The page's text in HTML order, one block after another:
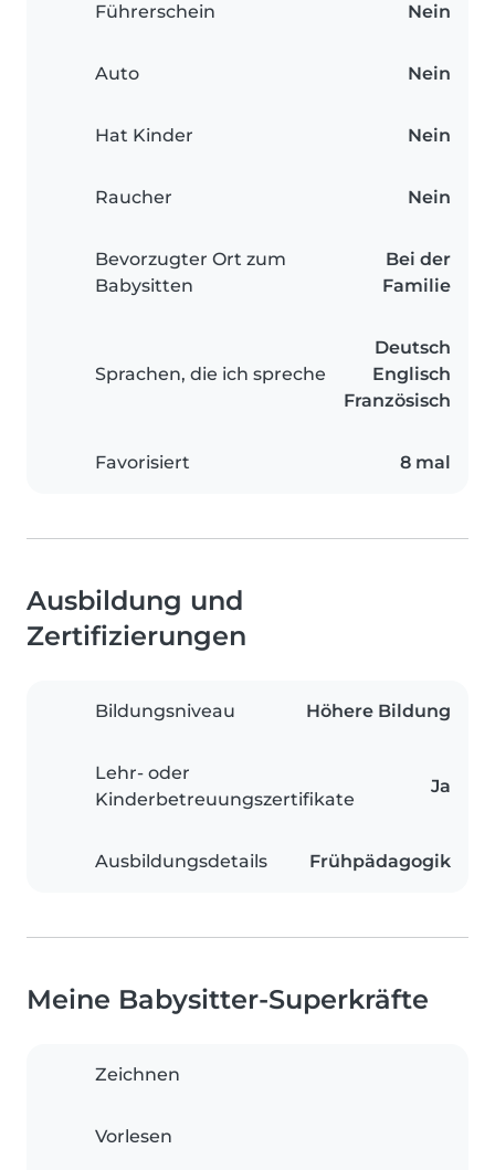
Führerschein Nein
Auto Nein
Hat Kinder Nein
Raucher Nein
Bevorzugter Ort zum
Babysitten
Bei der
Familie
Sprachen, die ich spreche
Deutsch
Englisch
Französisch
Favorisiert 8 mal
Ausbildung und
Zertifizierungen
Bildungsniveau Höhere Bildung
Lehr- oder
Kinderbetreuungszertifikate
Ja
Ausbildungsdetails Frühpädagogik
Meine Babysitter-Superkräfte
Zeichnen
Vorlesen